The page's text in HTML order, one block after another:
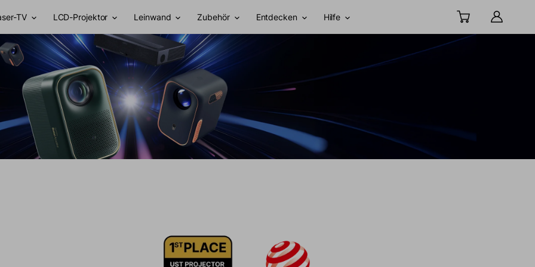
TV LCD-Projektor Leinwand Zubehör Entdecken Hilfe